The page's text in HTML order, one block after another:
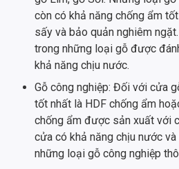
còn có khả năng chống ẩm
sấy và bảo quản nghiêm
trong những loại gỗ được
khả năng chịu nước.
Gỗ công nghiệp: Đối với cửa
tốt nhất là HDF chống ẩm
chống ẩm được sản xuất với
cửa có khả năng chịu nước
những loại gỗ công nghiệp